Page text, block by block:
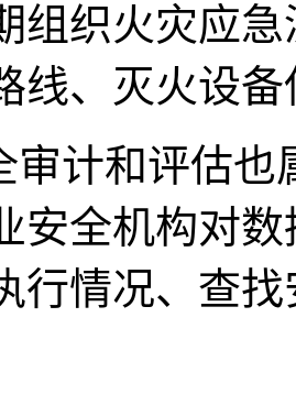
组织火灾应
线、灭火设
审计和评估
安全机构对
行情况、查